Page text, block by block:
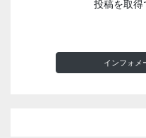
投稿を取得
インフォメ